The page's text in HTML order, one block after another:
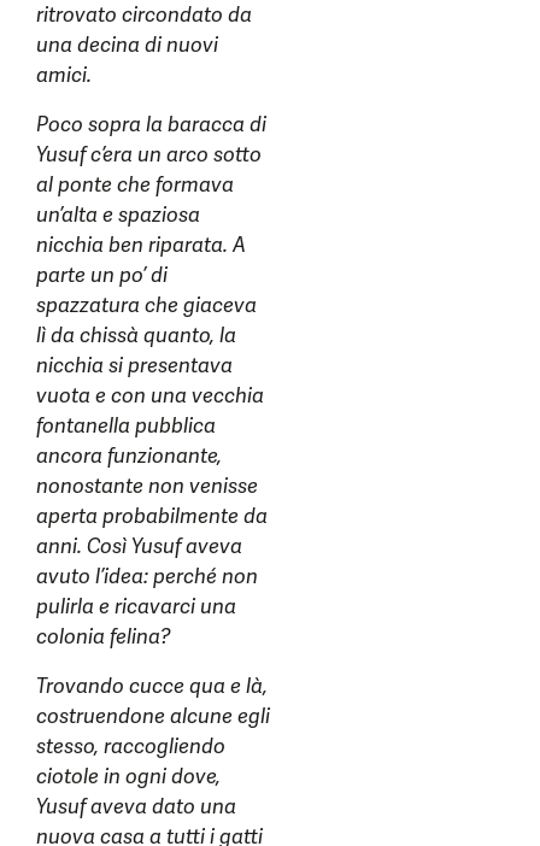
ritrovato circondato da
una decina di nuovi
amici.
Poco sopra la baracca di
Yusuf c’era un arco sotto
al ponte che formava
un’alta e spaziosa
nicchia ben riparata. A
parte un po’ di
spazzatura che giaceva
lì da chissà quanto, la
nicchia si presentava
vuota e con una vecchia
fontanella pubblica
ancora funzionante,
nonostante non venisse
aperta probabilmente da
anni. Così Yusuf aveva
avuto l’idea: perché non
pulirla e ricavarci una
colonia felina?
Trovando cucce qua e là,
costruendone alcune egli
stesso, raccogliendo
ciotole in ogni dove,
Yusuf aveva dato una
nuova casa a tutti i gatti